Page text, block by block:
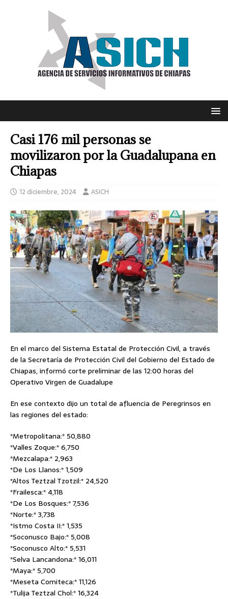
Casi 176 mil personas se
movilizaron por la Guadalupana en
Chiapas
12 diciembre, 2024 ASICH
En el marco del Sistema Estatal de Protección Civil, a través
de la Secretaría de Protección Civil del Gobierno del Estado de
Chiapas, informó corte preliminar de las 12:00 horas del
Operativo Virgen de Guadalupe
En ese contexto dijo un total de afluencia de Peregrinsos en
las regiones del estado:
*Metropolitana:* 50,880
*Valles Zoque:* 6,750
*Mezcalapa:* 2,963
*De Los Llanos:* 1,509
*Altos Teztzal Tzotzil:* 24,520
*Frailesca:* 4,118
*De Los Bosques:* 7,536
*Norte:* 3,738
*Istmo Costa II:* 1,535
*Soconusco Bajo:* 5,008
*Soconusco Alto:* 5,531
*Selva Lancandona:* 16,011
*Maya:* 5,700
*Meseta Comiteca:* 11,126
*Tulija Teztzal Chol:* 16,324